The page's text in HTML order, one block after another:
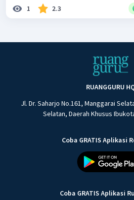
1 2.3
RUANGGURU
Jl. Dr. Saharjo No.161, Manggarai
Selatan, Daerah Khusus
Coba GRATIS Aplikasi
Coba GRATIS Aplikasi